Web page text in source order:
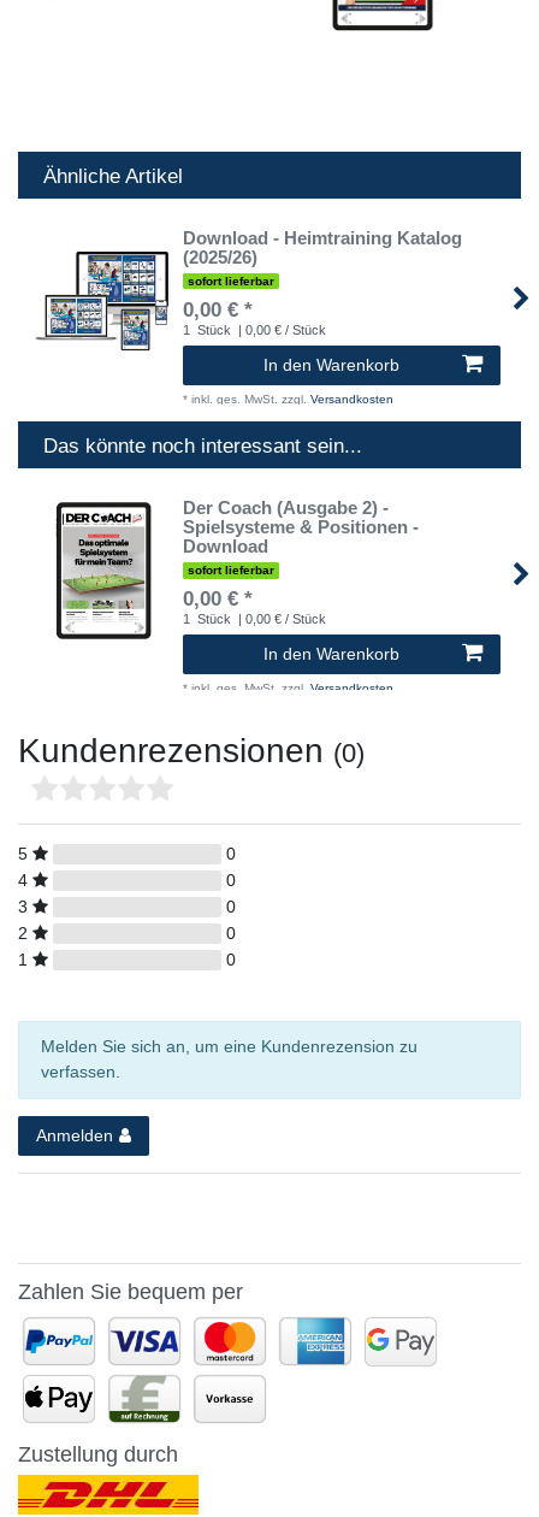
Ähnliche Artikel
Download - Heimtraining Katalog
(2025/26)
sofort lieferbar
0,00 € *
1 Stück | 0,00 € / Stück
In den Warenkorb
* inkl. ges. MwSt. zzgl. Versandkosten
Das könnte noch interessant sein...
Der Coach (Ausgabe 2) -
Spielsysteme & Positionen -
Download
sofort lieferbar
0,00 € *
1 Stück | 0,00 € / Stück
In den Warenkorb
* inkl. ges. MwSt. zzgl. Versandkosten
Kundenrezensionen (0)
5
0
4
0
3
0
2
0
1
0
Melden Sie sich an, um eine Kundenrezension zu
verfassen.
Anmelden
Zahlen Sie bequem per
Zustellung durch